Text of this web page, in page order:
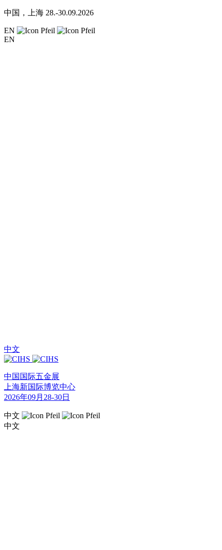
中国，上海 28.-30.09.2026
EN
EN
中文
中国国际五金展
上海新国际博览中心
2026年09月28-30日
中文
中文